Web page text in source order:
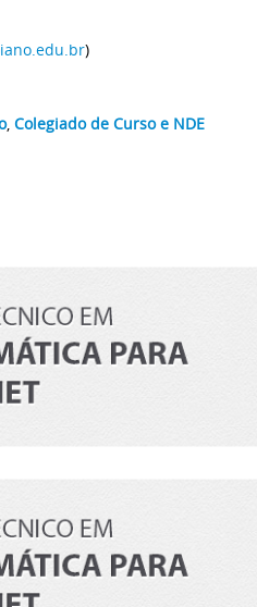
)
, Colegiado de Curso e NDE